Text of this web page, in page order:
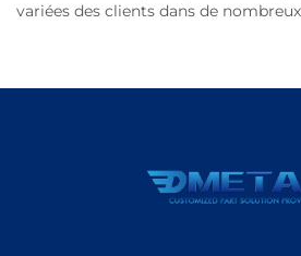
variées des clients dans de